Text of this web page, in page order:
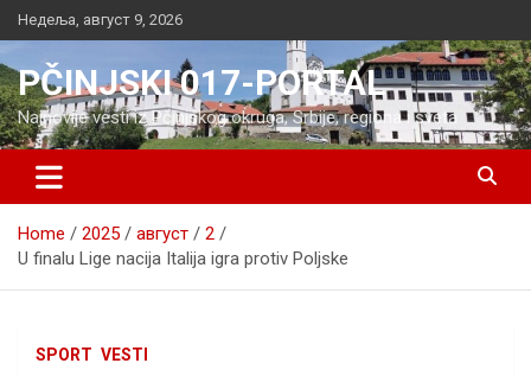
Skip
to
content
Недеља, август 9, 2026
PČINJSKI 017-PORTAL
Najnovije vesti iz Pčinjskog okruga, Srbije, regiona i sveta
Home 2025 август
2
U finalu Lige nacija Italija igra protiv Poljske
SPORT VESTI